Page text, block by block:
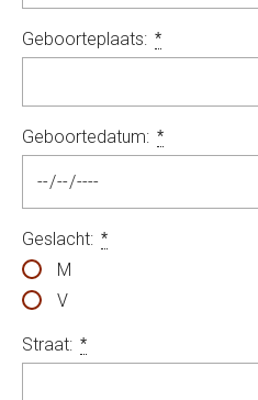
Geboorteplaats: *
Geboortedatum: *
Geslacht: *
M
V
Straat: *